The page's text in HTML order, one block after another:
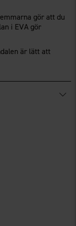
gör att du
i EVA gör
är lätt att